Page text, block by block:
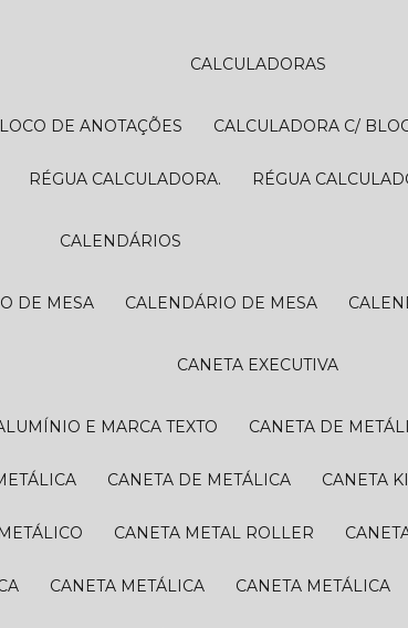
CALCULADORAS
DE ANOTAÇÕES CALCULADORA C/
RÉGUA CALCULADORA. RÉGUA
CALENDÁRIOS
DE MESA CALENDÁRIO DE MESA
CANETA EXECUTIVA
E MARCA TEXTO CANETA DE
CANETA DE METÁLICA CANETA
CANETA METAL ROLLER
CANETA METÁLICA CANETA METÁLICA